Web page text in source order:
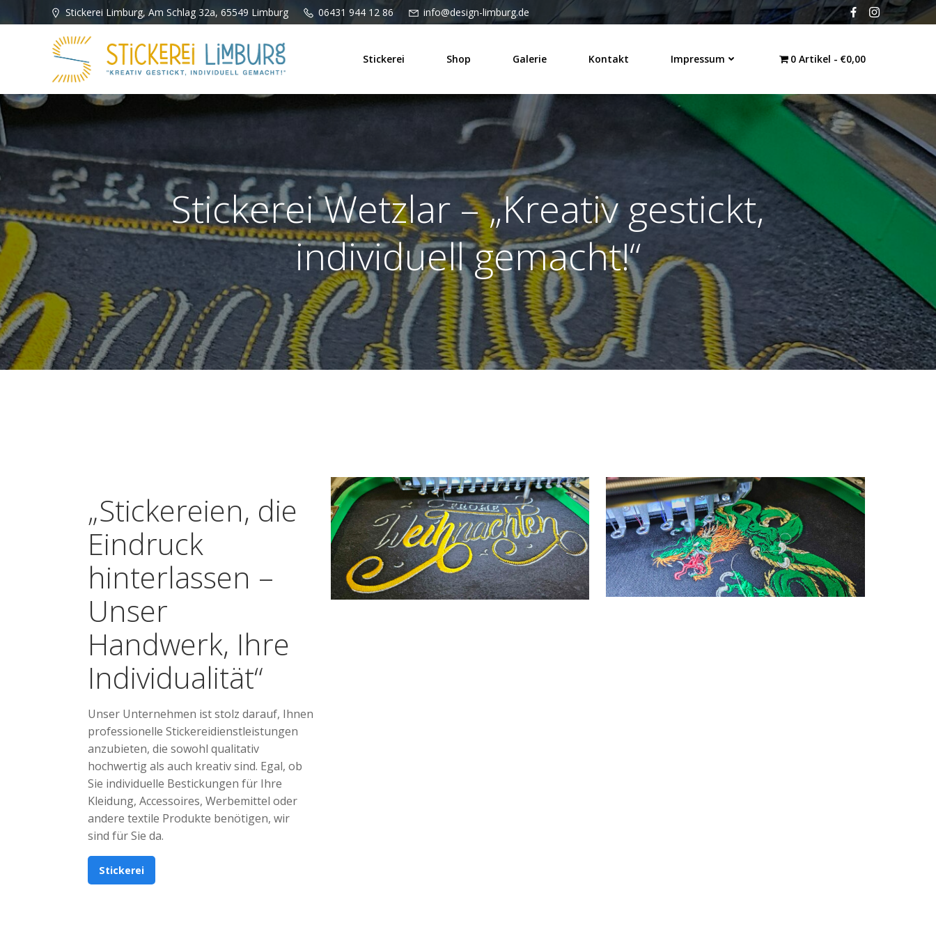
Inhalt
Stickerei Limburg, Am Schlag 32a, 65549 Limburg 06431 944 12 86 info@design-limburg.de
Stickerei Shop Galerie Kontakt Impressum 0 Artikel €0,00
Stickerei Wetzlar – „Kreativ gestickt,
individuell gemacht!“
„Stickereien, die
Eindruck
hinterlassen –
Unser
Handwerk, Ihre
Individualität“
Unser Unternehmen ist stolz darauf, Ihnen
professionelle Stickereidienstleistungen
anzubieten, die sowohl qualitativ
hochwertig als auch kreativ sind. Egal, ob
Sie individuelle Bestickungen für Ihre
Kleidung, Accessoires, Werbemittel oder
andere textile Produkte benötigen, wir
sind für Sie da.
Stickerei